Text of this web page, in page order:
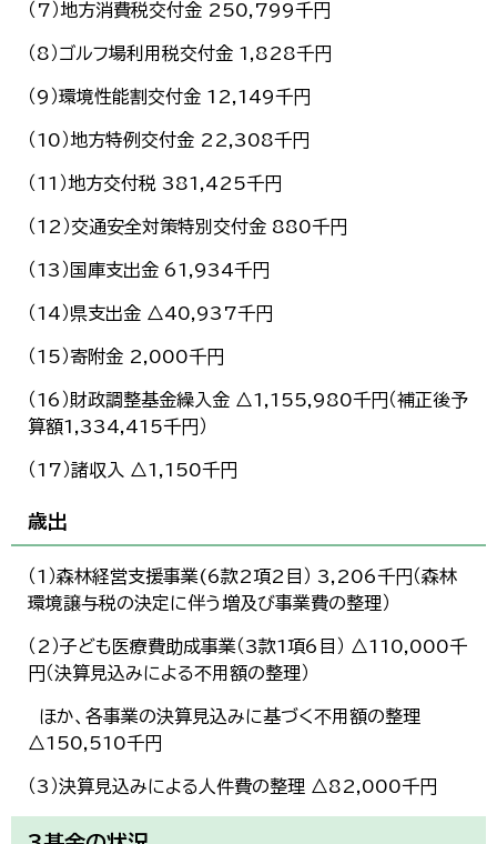
（7）地方消費税交付金 250,799千円
（8）ゴルフ場利用税交付金 1,828千円
（9）環境性能割交付金 12,149千円
（10）地方特例交付金 22,308千円
（11）地方交付税 381,425千円
（12）交通安全対策特別交付金 880千円
（13）国庫支出金 61,934千円
（14）県支出金 △40,937千円
（15）寄附金 2,000千円
（16）財政調整基金繰入金 △1,155,980千円（補正後予
算額1,334,415千円）
（17）諸収入 △1,150千円
歳出
（1）森林経営支援事業(6款2項2目） 3,206千円（森林
環境譲与税の決定に伴う増及び事業費の整理）
（2）子ども医療費助成事業（3款1項6目） △110,000千
円（決算見込みによる不用額の整理）
ほか、各事業の決算見込みに基づく不用額の整理
△150,510千円
（3）決算見込みによる人件費の整理 △82,000千円